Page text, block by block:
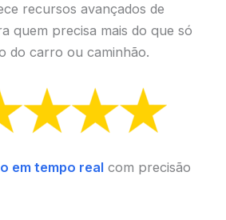
recursos avançados de
quem precisa mais do que só
do carro ou caminhão.
em tempo realcom precisão